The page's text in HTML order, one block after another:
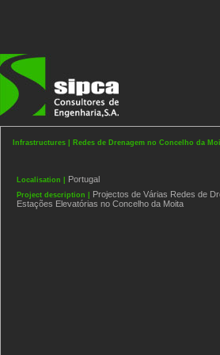
Infrastructures | Redes de Drenagem no Concelho da
Localisation | Portugal
Project description | Projectos de Várias Redes de
Estações Elevatórias no Concelho da Moita